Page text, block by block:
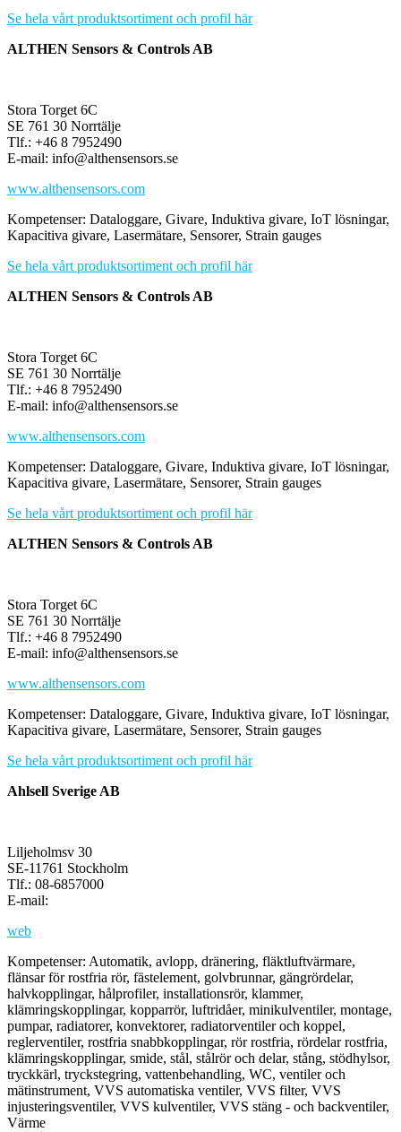
Se hela vårt produktsortiment och profil här
ALTHEN Sensors & Controls AB
Stora Torget 6C
SE 761 30 Norrtälje
Tlf.: +46 8 7952490
E-mail: info@althensensors.se
www.althensensors.com
Kompetenser: Dataloggare, Givare, Induktiva givare, IoT lösningar,
Kapacitiva givare, Lasermätare, Sensorer, Strain gauges
Se hela vårt produktsortiment och profil här
ALTHEN Sensors & Controls AB
Stora Torget 6C
SE 761 30 Norrtälje
Tlf.: +46 8 7952490
E-mail: info@althensensors.se
www.althensensors.com
Kompetenser: Dataloggare, Givare, Induktiva givare, IoT lösningar,
Kapacitiva givare, Lasermätare, Sensorer, Strain gauges
Se hela vårt produktsortiment och profil här
ALTHEN Sensors & Controls AB
Stora Torget 6C
SE 761 30 Norrtälje
Tlf.: +46 8 7952490
E-mail: info@althensensors.se
www.althensensors.com
Kompetenser: Dataloggare, Givare, Induktiva givare, IoT lösningar,
Kapacitiva givare, Lasermätare, Sensorer, Strain gauges
Se hela vårt produktsortiment och profil här
Ahlsell Sverige AB
Liljeholmsv 30
SE-11761 Stockholm
Tlf.: 08-6857000
E-mail:
web
Kompetenser: Automatik, avlopp, dränering, fläktluftvärmare,
flänsar för rostfria rör, fästelement, golvbrunnar, gängrördelar,
halvkopplingar, hålprofiler, installationsrör, klammer,
klämringskopplingar, kopparrör, luftridåer, minikulventiler, montage,
pumpar, radiatorer, konvektorer, radiatorventiler och koppel,
reglerventiler, rostfria snabbkopplingar, rör rostfria, rördelar rostfria,
klämringskopplingar, smide, stål, stålrör och delar, stång, stödhylsor,
tryckkärl, tryckstegring, vattenbehandling, WC, ventiler och
mätinstrument, VVS automatiska ventiler, VVS filter, VVS
injusteringsventiler, VVS kulventiler, VVS stäng - och backventiler,
Värme